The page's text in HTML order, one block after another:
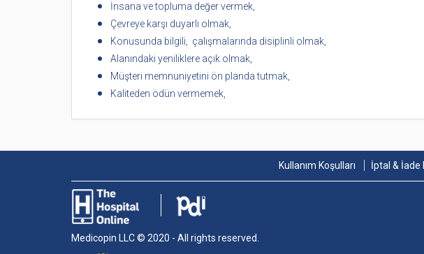
İnsana ve topluma değer vermek,
Çevreye karşı duyarlı olmak,
Konusunda bilgili, çalışmalarında disiplinli olmak,
Alanındaki yeniliklere açık olmak,
Müşteri memnuniyetini ön planda tutmak,
Kaliteden ödün vermemek,
Kullanım Koşulları İptal & İade
Medicopin LLC © 2020 - All rights reserved.